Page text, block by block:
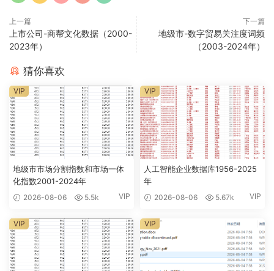
上一篇
上市公司-商帮文化数据（2000-
2023年）
下一篇
地级市-数字贸易关注度词频
（2003-2024年）
猜你喜欢
地级市市场分割指数和市场一体
化指数2001-2024年
2026-08-06 5.5k VIP
VIP
人工智能企业数据库1956-2025
年
2026-08-06 5.67k VIP
VIP
VIP VIP